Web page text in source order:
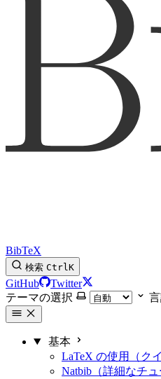
BibTeX
検索 CtrlK
GitHub
Twitter
テーマの選択
基本
LaTeX の使用（ク
Natbib（詳細なチュ